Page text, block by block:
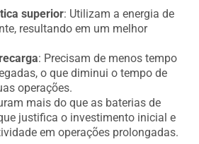
superior
: Utilizam a energia de
resultando em um melhor
: Precisam de menos tempo
o que diminui o tempo de
operações.
mais do que as baterias de
justifica o investimento inicial e
em operações prolongadas.